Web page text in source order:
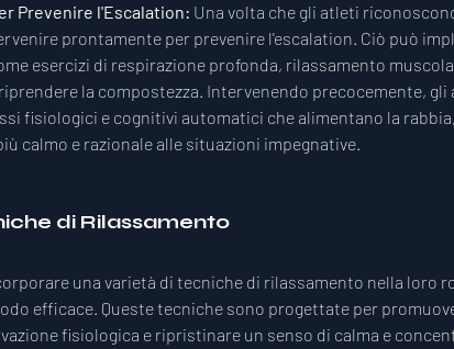
Prevenire l'Escalation: Una volta che gli atleti
prontamente per prevenire l'escalation. Ciò può
esercizi di respirazione profonda, rilassamento
la compostezza. Intervenendo precocemente,
fisiologici e cognitivi automatici che alimentano la
calmo e razionale alle situazioni impegnative.
di Rilassamento
una varietà di tecniche di rilassamento nella loro
efficace. Queste tecniche sono progettate per
fisiologica e ripristinare un senso di calma e